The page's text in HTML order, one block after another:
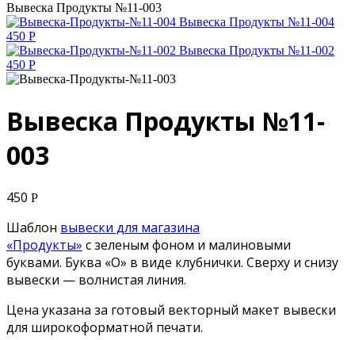
Вывеска Продукты №11-003
Вывеска Продукты №11-004
450 Р
Вывеска Продукты №11-002
450 Р
Вывеска Продукты №11-
003
450 Р
Шаблон вывески для магазина
«Продукты» с зеленым фоном и малиновыми
буквами. Буква «О» в виде клубнички. Сверху и снизу
вывески — волнистая линия.
Цена указана за готовый векторный макет вывески
для широкоформатной печати.